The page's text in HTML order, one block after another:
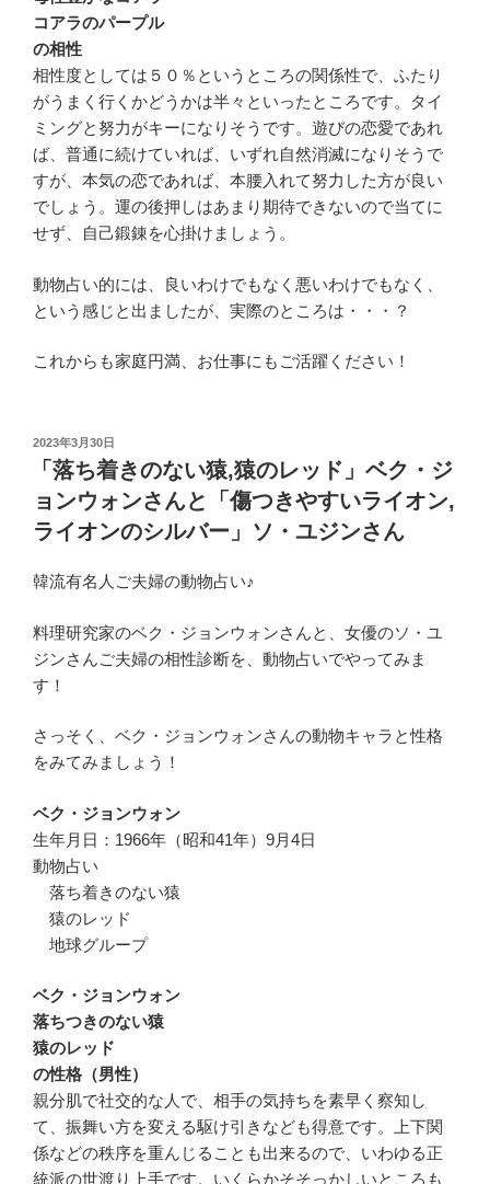
コアラのパープル
の相性
相性度としては５０％というところの関係性で、ふたり
がうまく行くかどうかは半々といったところです。タイ
ミングと努力がキーになりそうです。遊びの恋愛であれ
ば、普通に続けていれば、いずれ自然消滅になりそうで
すが、本気の恋であれば、本腰入れて努力した方が良い
でしょう。運の後押しはあまり期待できないので当てに
せず、自己鍛錬を心掛けましょう。
動物占い的には、良いわけでもなく悪いわけでもなく、
という感じと出ましたが、実際のところは・・・？
これからも家庭円満、お仕事にもご活躍ください！
投
2023年3月30日
「落ち着きのない猿,猿のレッド」ベク・ジ
ョンウォンさんと「傷つきやすいライオン,
ライオンのシルバー」ソ・ユジンさん
韓流有名人ご夫婦の動物占い♪
料理研究家のベク・ジョンウォンさんと、女優のソ・ユ
ジンさんご夫婦の相性診断を、動物占いでやってみま
す！
さっそく、ベク・ジョンウォンさんの動物キャラと性格
をみてみましょう！
ベク・ジョンウォン
生年月日：1966年（昭和41年）9月4日
動物占い
落ち着きのない猿
猿のレッド
地球グループ
ベク・ジョンウォン
落ちつきのない猿
猿のレッド
の性格（男性）
親分肌で社交的な人で、相手の気持ちを素早く察知し
て、振舞い方を変える駆け引きなども得意です。上下関
係などの秩序を重んじることも出来るので、いわゆる正
統派の世渡り上手です。いくらかそそっかしいところも